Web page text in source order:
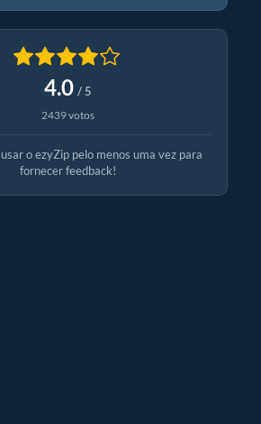
4.0 / 5
2439 votos
o ezyZip pelo menos uma vez para
fornecer feedback!